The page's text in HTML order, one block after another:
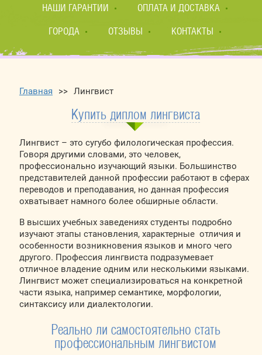
НАШИ ГАРАНТИИ ОПЛАТА И ДОСТАВКА
ГОРОДА ОТЗЫВЫ КОНТАКТЫ
Главная >> Лингвист
Купить диплом лингвиста
Лингвист – это сугубо филологическая профессия.
Говоря другими словами, это человек,
профессионально изучающий языки. Большинство
представителей данной профессии работают в сферах
переводов и преподавания, но данная профессия
охватывает намного более обширные области.
В высших учебных заведениях студенты подробно
изучают этапы становления, характерные отличия и
особенности возникновения языков и много чего
другого. Профессия лингвиста подразумевает
отличное владение одним или несколькими языками.
Лингвист может специализироваться на конкретной
части языка, например семантике, морфологии,
синтаксису или диалектологии.
Реально ли самостоятельно стать
профессиональным лингвистом